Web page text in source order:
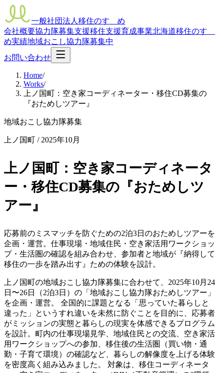
一般社団法人移住のすゝめ
会社概要協力隊募集支援移住支援育成事業北海道移住のすゝ
め実績地域おこし協力隊募集中
お問い合わせ
Home/
Works/
上ノ国町：空き家コーディネーター・移住CD募集の
『おためしツアー』
地域おこし協力隊募集
上ノ国町 / 2025年10月
上ノ国町：空き家コーディネータ
ー・移住CD募集の『おためしツ
アー』
応募前のミスマッチを防ぐための2泊3日のおためしツアーを
企画・運営。仕事現場・地域住民・空き家活用ワークショッ
プ・生活圏の確認を組み合わせ、参加者と地域が『納得して
移住の一歩を踏み出す』ための体験を設計。
上ノ国町の地域おこし協力隊募集に合わせて、2025年10月24
日〜26日（2泊3日）の「地域おこし協力隊おためしツアー」
を企画・運営。 全国的に課題となる「思っていた暮らしと
違った」というすれ違いを未然に防ぐことを目的に、応募者
がミッションの実態と暮らしの現実を体感できるプログラム
を設計。町内の仕事現場見学、地域住民との交流、空き家活
用ワークショップへの参加、移住後の生活圏（買い物・通
勤・子育て環境）の確認など、暮らしの解像度を上げる体験
を密度高く組み込みました。 対象は、移住コーディネータ